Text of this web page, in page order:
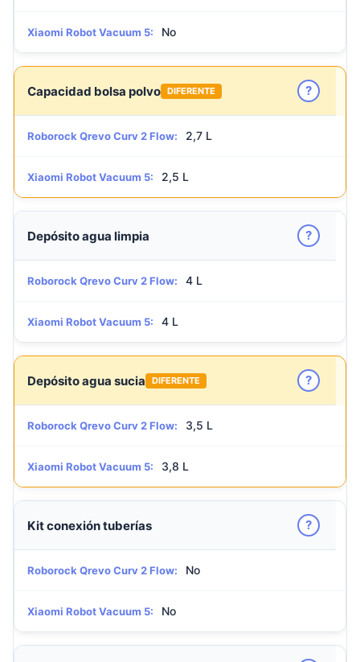
Xiaomi Robot Vacuum 5: No
Capacidad bolsa polvo DIFERENTE ?
Roborock Qrevo Curv 2 Flow: 2,7 L
Xiaomi Robot Vacuum 5: 2,5 L
Depósito agua limpia ?
Roborock Qrevo Curv 2 Flow: 4 L
Xiaomi Robot Vacuum 5: 4 L
Depósito agua sucia DIFERENTE ?
Roborock Qrevo Curv 2 Flow: 3,5 L
Xiaomi Robot Vacuum 5: 3,8 L
Kit conexión tuberías ?
Roborock Qrevo Curv 2 Flow: No
Xiaomi Robot Vacuum 5: No